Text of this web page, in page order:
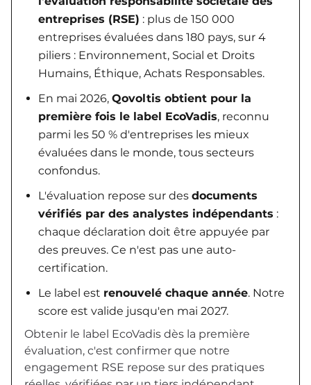
entreprises (RSE) : plus de 150 000
entreprises évaluées dans 180 pays, sur 4
piliers : Environnement, Social et Droits
Humains, Éthique, Achats Responsables.
En mai 2026, Qovoltis obtient pour la
première fois le label EcoVadis, reconnu
parmi les 50 % d'entreprises les mieux
évaluées dans le monde, tous secteurs
confondus.
L'évaluation repose sur des documents
vérifiés par des analystes indépendants :
chaque déclaration doit être appuyée par
des preuves. Ce n'est pas une auto-
certification.
Le label est renouvelé chaque année. Notre
score est valide jusqu'en mai 2027.
Obtenir le label EcoVadis dès la première
évaluation, c'est confirmer que notre
engagement RSE repose sur des pratiques